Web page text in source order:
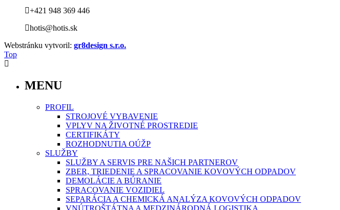
+421 948 369 446
hotis@hotis.sk
Webstránku vytvoril: gr8design s.r.o.
Top
MENU
PROFIL
STROJOVÉ VYBAVENIE
VPLYV NA ŽIVOTNÉ PROSTREDIE
CERTIFIKÁTY
ROZHODNUTIA OÚŽP
SLUŽBY
SLUŽBY A SERVIS PRE NAŠICH PARTNEROV
ZBER, TRIEDENIE A SPRACOVANIE KOVOVÝCH ODPADOV
DEMOLÁCIE A BÚRANIE
SPRACOVANIE VOZIDIEL
SEPARÁCIA A CHEMICKÁ ANALÝZA KOVOVÝCH ODPADOV